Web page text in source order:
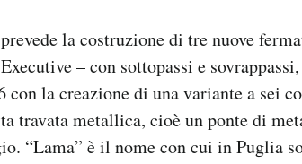
la costruzione di tre nuove
– con sottopassi e
con la creazione di una variante a sei
travata metallica, cioè un ponte di
“Lama” è il nome con cui in Puglia